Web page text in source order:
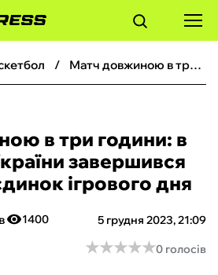
Матч довжиною в три години: в чемпіонаті України завершився останній поєдинок ігрового дня
в три години: в
завершився
ігрового дня
5 грудня 2023, 21:09
1400
★★★★★
★★★★★0 голосів